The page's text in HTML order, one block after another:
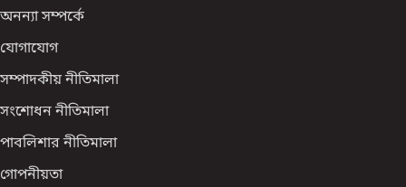
অনন্যা সম্পর্কে
যোগাযোগ
সম্পাদকীয় নীতিমালা
সংশোধন নীতিমালা
পাবলিশার নীতিমালা
গোপনীয়তা